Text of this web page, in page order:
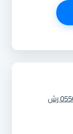
شركة مكافحة حشرات بنجران 0550171619 رش